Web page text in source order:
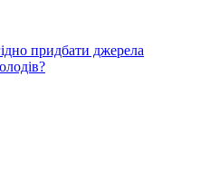
придбати джерела